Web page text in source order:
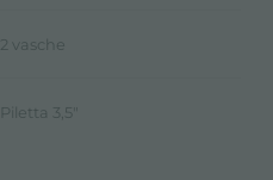
2 vasche
Piletta 3,5"